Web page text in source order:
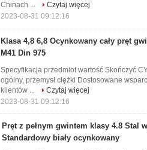
Chinach ...
Czytaj więcej
2023-08-31 09:12:16
Klasa 4,8 6,8 Ocynkowany cały pręt
M41 Din 975
Specyfikacja przedmiot wartość Skończyć
ogólny, przemysł ciężki Dostosowane
klientów ...
Czytaj więcej
2023-08-31 09:12:16
Pręt z pełnym gwintem klasy 4.8 Stal
Standardowy biały ocynkowany